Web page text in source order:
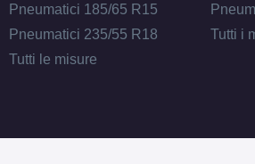
Pneumatici 185/65 R15
Pneumatici 235/55 R18
Tutti le misure
Tutti i